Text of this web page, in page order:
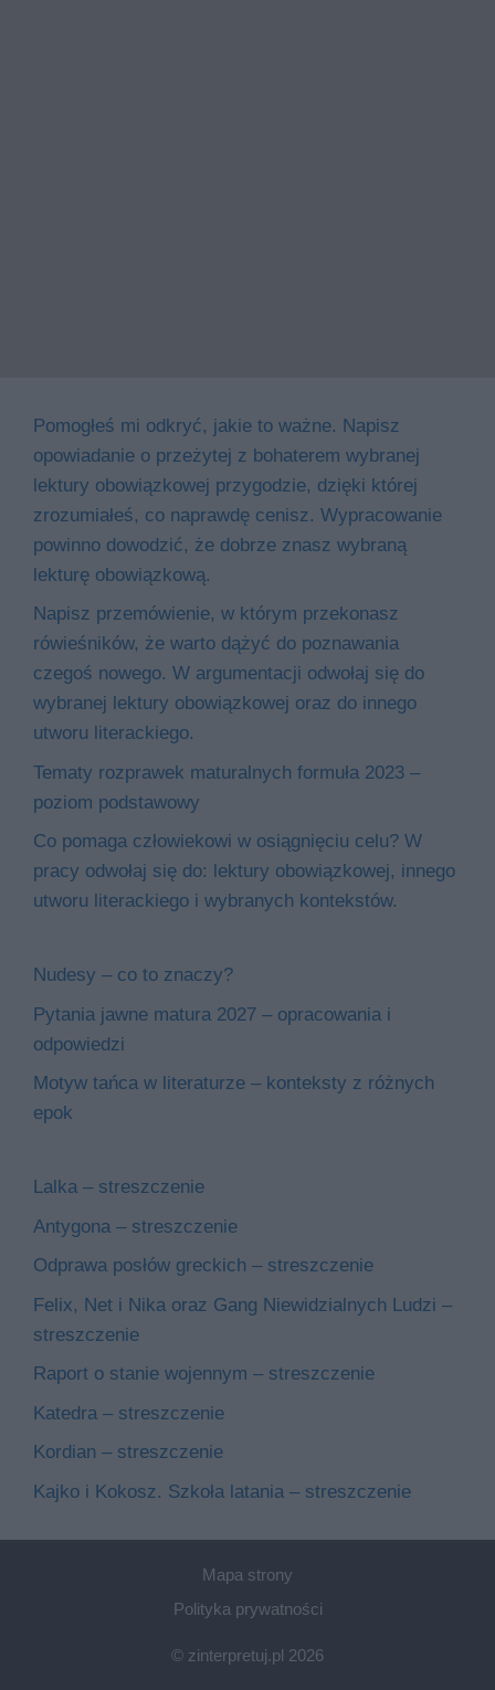
Pomogłeś mi odkryć, jakie to ważne. Napisz
opowiadanie o przeżytej z bohaterem wybranej
lektury obowiązkowej przygodzie, dzięki której
zrozumiałeś, co naprawdę cenisz. Wypracowanie
powinno dowodzić, że dobrze znasz wybraną
lekturę obowiązkową.
Napisz przemówienie, w którym przekonasz
rówieśników, że warto dążyć do poznawania
czegoś nowego. W argumentacji odwołaj się do
wybranej lektury obowiązkowej oraz do innego
utworu literackiego.
Tematy rozprawek maturalnych formuła 2023 –
poziom podstawowy
Co pomaga człowiekowi w osiągnięciu celu? W
pracy odwołaj się do: lektury obowiązkowej, innego
utworu literackiego i wybranych kontekstów.
Nudesy – co to znaczy?
Pytania jawne matura 2027 – opracowania i
odpowiedzi
Motyw tańca w literaturze – konteksty z różnych
epok
Lalka – streszczenie
Antygona – streszczenie
Odprawa posłów greckich – streszczenie
Felix, Net i Nika oraz Gang Niewidzialnych Ludzi –
streszczenie
Raport o stanie wojennym – streszczenie
Katedra – streszczenie
Kordian – streszczenie
Kajko i Kokosz. Szkoła latania – streszczenie
Mapa strony
Polityka prywatności
© zinterpretuj.pl 2026